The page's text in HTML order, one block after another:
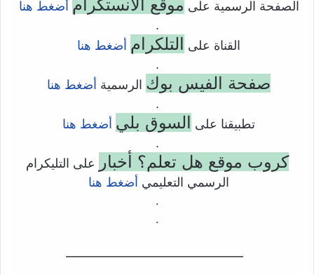
الصفحة الرسمية على موقع الانستكرام
أضغط هنا
.
القناة على
التلكرام
أضغط هنا
.
صفحة الفيس بوك الرسمية أضغط هنا
.
تطبيقنا على
السوق بلي أضغط هنا
.
كروب موقع هل تعلم؟ أخبار
على التليكرام
الرسمي التعليمي أضغط هنا
.
.
——————————–